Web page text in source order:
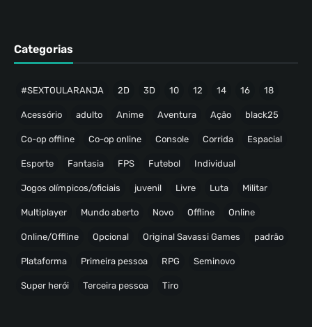
Categorias
#SEXTOULARANJA 2D 3D 10 12 14 16 18
Acessório adulto Anime Aventura Ação black25
Co-op offline Co-op online Console Corrida Espacial
Esporte Fantasia FPS Futebol Individual
Jogos olímpicos/oficiais juvenil Livre Luta Militar
Multiplayer Mundo aberto Novo Offline Online
Online/Offline Opcional Original Savassi Games padrão
Plataforma Primeira pessoa RPG Seminovo
Super herói Terceira pessoa Tiro